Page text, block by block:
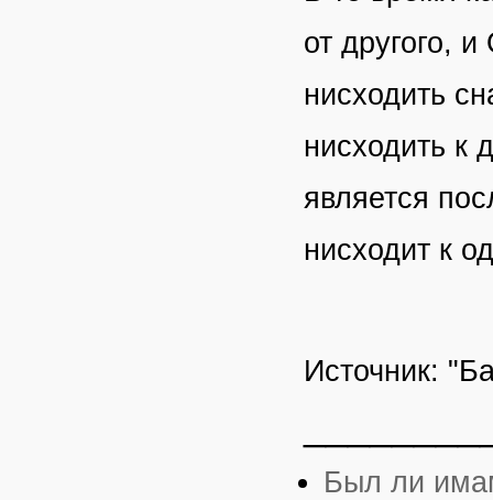
от другого,
нисходить
нисходить к
является
нисходит к
Источник:
Был ли